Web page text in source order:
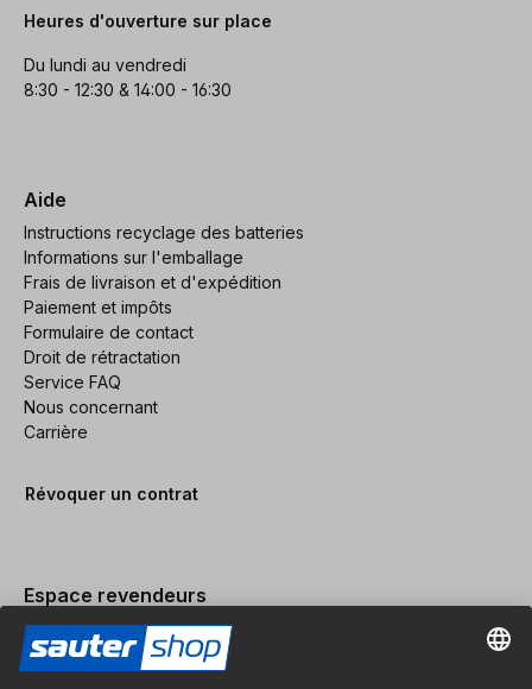
Heures d'ouverture sur place
Du lundi au vendredi
8:30 - 12:30 & 14:00 - 16:30
Aide
Instructions recyclage des batteries
Informations sur l'emballage
Frais de livraison et d'expédition
Paiement et impôts
Formulaire de contact
Droit de rétractation
Service FAQ
Nous concernant
Carrière
Révoquer un contrat
Espace revendeurs
Devenir revendeur